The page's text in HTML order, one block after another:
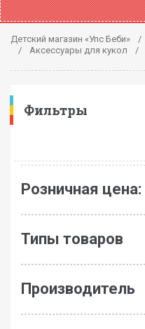
Детский магазин «Упс Беби»
Аксессуары для кукол
Фильтры
Розничная цена:
Типы товаров
Производитель